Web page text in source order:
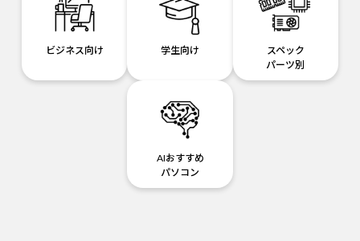
ビジネス向け 学生向け
スペック
パーツ別
AIおすすめ
パソコン